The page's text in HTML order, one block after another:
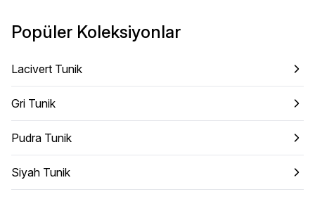
Popüler Koleksiyonlar
Lacivert Tunik
Gri Tunik
Pudra Tunik
Siyah Tunik